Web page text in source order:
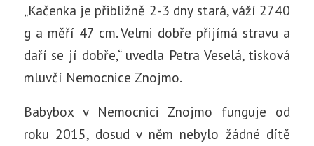
„Kačenka je přibližně 2-3 dny stará, váží 2740
g a měří 47 cm. Velmi dobře přijímá stravu a
daří se jí dobře,“ uvedla Petra Veselá, tisková
mluvčí Nemocnice Znojmo.
Babybox v Nemocnici Znojmo funguje od
roku 2015, dosud v něm nebylo žádné dítě